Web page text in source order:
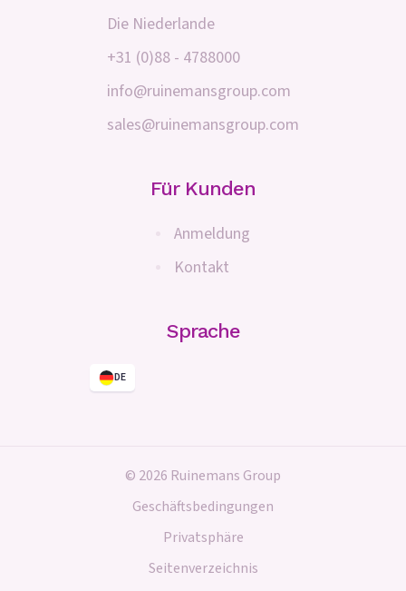
Die Niederlande
+31 (0)88 - 4788000
info@ruinemansgroup.com
sales@ruinemansgroup.com
Für Kunden
Anmeldung
Kontakt
Sprache
DE
© 2026 Ruinemans Group
Geschäftsbedingungen
Privatsphäre
Seitenverzeichnis